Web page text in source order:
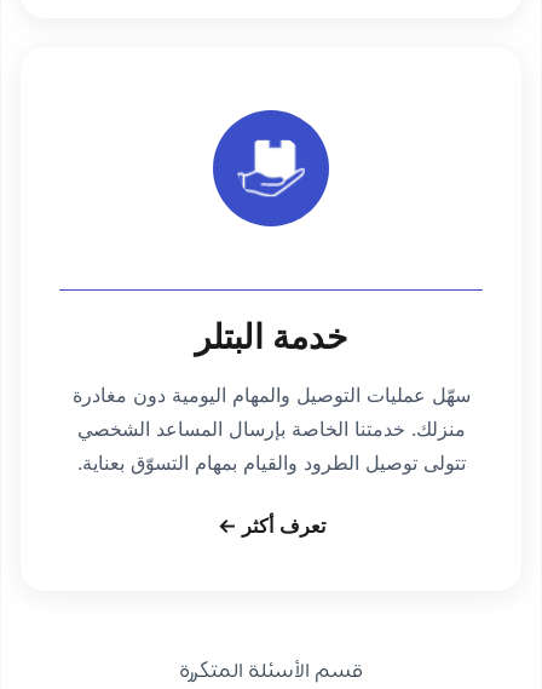
خدمة البتلر
سهّل عمليات التوصيل والمهام اليومية دون مغادرة
منزلك. خدمتنا الخاصة بإرسال المساعد الشخصي
تتولى توصيل الطرود والقيام بمهام التسوّق بعناية.
تعرف أكثر ←
قسم الأسئلة المتكررة